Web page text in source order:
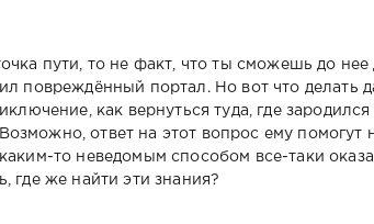
пути, то не факт, что ты сможешь до нее
повреждённый портал. Но вот что делать
как вернуться туда, где зародился
ответ на этот вопрос ему помогут
то неведомым способом все-таки
где же найти эти знания?